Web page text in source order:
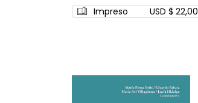
Impreso USD $ 22,00